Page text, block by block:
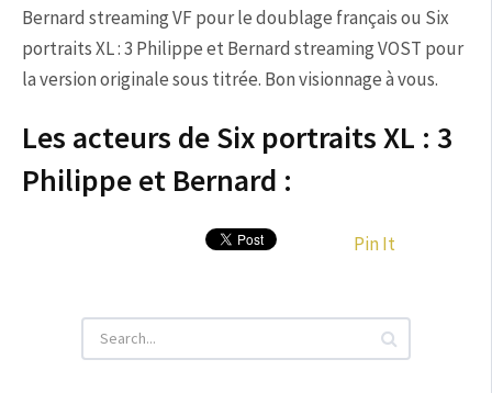
Bernard streaming VF pour le doublage français ou Six
portraits XL : 3 Philippe et Bernard streaming VOST pour
la version originale sous titrée. Bon visionnage à vous.
Les acteurs de Six portraits XL : 3
Philippe et Bernard :
Pin It